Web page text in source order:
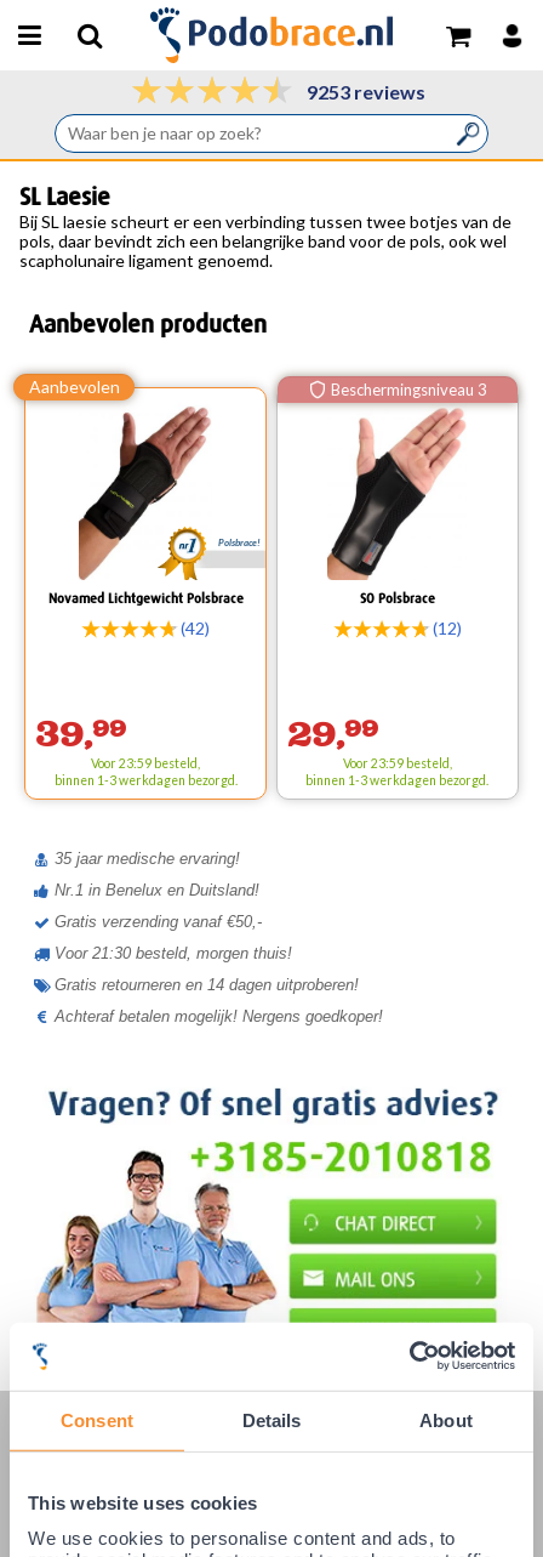
Consent Details About
This website uses cookies
We use cookies to personalise content and ads, to
9253 reviews
SL Laesie
BijSL laesie scheurt er een verbinding tussen twee botjes van de
pols, daar bevindt zich een belangrijke band voor de pols, ook wel
scapholunaire ligament genoemd.
Aanbevolen producten
Polsbrace!
Novamed Lichtgewicht Polsbrace
(42)
39,99
Voor 23:59 besteld,
binnen 1-3 werkdagen bezorgd.
Beschermingsniveau 3
SO Polsbrace
(12)
29,99
Voor 23:59 besteld,
binnen 1-3 werkdagen bezorgd.
35 jaar medische ervaring!
Nr.1 in Benelux en Duitsland!
Gratis verzending vanaf €50,-
Voor 21:30 besteld, morgen thuis!
Gratis retourneren en 14 dagen uitproberen!
Achteraf betalen mogelijk! Nergens goedkoper!